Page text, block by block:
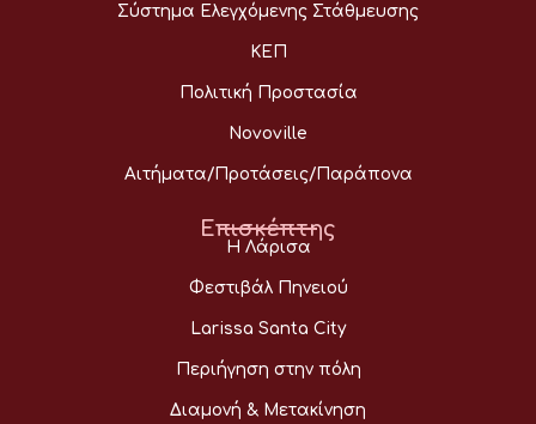
Σύστημα Ελεγχόμενης Στάθμευσης
ΚΕΠ
Πολιτική Προστασία
Novoville
Αιτήματα/Προτάσεις/Παράπονα
Επισκέπτης
Η Λάρισα
Φεστιβάλ Πηνειού
Larissa Santa City
Περιήγηση στην πόλη
Διαμονή & Μετακίνηση